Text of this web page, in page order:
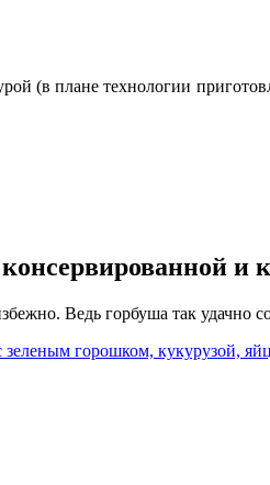
(в плане технологии
и
Ведь горбуша так удачно
зеленым горошком, кукурузой,